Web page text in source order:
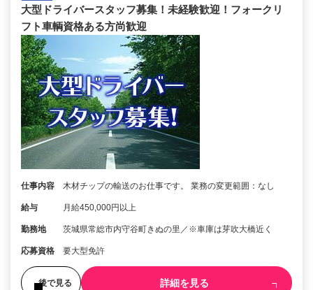
大型ドライバースタッフ募集！未経験歓迎！フォークリ
フト車輌資格ある方尚歓迎
仕事内容 木材チップの輸送のお仕事です。 業務の変更範囲：なし
給与 月給450,000円以上
勤務地 茨城県常総市内守谷町きぬの里／※車庫は芽吹大橋近く
応募資格 要大型免許
後で見る 詳細を見る